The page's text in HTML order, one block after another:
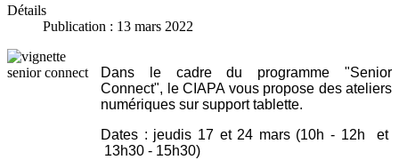
Détails
Publication : 13 mars 2022
Dans le cadre du programme "Senior
Connect", le CIAPA vous propose des ateliers
numériques sur support tablette.
Dates : jeudis 17 et 24 mars (10h - 12h et
13h30 - 15h30)